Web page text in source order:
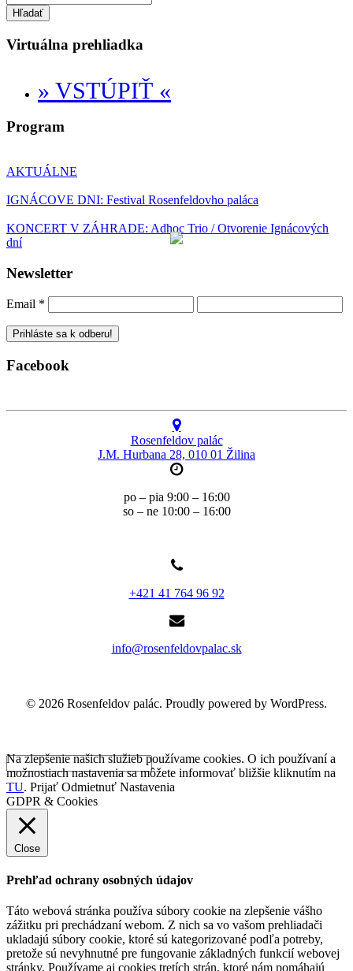
Hľadať
Virtuálna prehliadka
» VSTÚPIŤ «
Program
AKTUÁLNE
IGNÁCOVE DNI: Festival Rosenfeldovho paláca
KONCERT V ZÁHRADE: Adhoc Trio / Otvorenie Ignácových
dní
Newsletter
Email *
Facebook
Rosenfeldov palác
J.M. Hurbana 28, 010 01 Žilina
po – pia 9:00 – 16:00
so – ne 10:00 – 16:00
+421 41 764 96 92
info@rosenfeldovpalac.sk
© 2026 Rosenfeldov palác. Proudly powered by WordPress.
Na zlepšenie našich služieb používame cookies. O ich používaní a
možnostiach nastavenia sa môžete informovať bližšie kliknutím na
TU. Prijať Odmietnuť Nastavenia
GDPR & Cookies
Close
Prehľad ochrany osobných údajov
Táto webová stránka používa súbory cookie na zlepšenie vášho
zážitku pri prechádzaní webom. Z nich sa vo vašom prehliadači
ukladajú súbory cookie, ktoré sú kategorizované podľa potreby,
pretože sú nevyhnutné pre fungovanie základných funkcií webovej
stránky. Používame aj cookies tretích strán, ktoré nám pomáhajú